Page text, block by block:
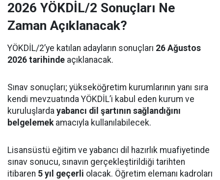
2026 YÖKDİL/2 Sonuçları Ne
Zaman Açıklanacak?
YÖKDİL/2’ye katılan adayların sonuçları 26 Ağustos
2026 tarihinde açıklanacak.
Sınav sonuçları; yükseköğretim kurumlarının yanı sıra
kendi mevzuatında YÖKDİL’i kabul eden kurum ve
kuruluşlarda yabancı dil şartının sağlandığını
belgelemekamacıyla kullanılabilecek.
Lisansüstü eğitim ve yabancı dil hazırlık muafiyetinde
sınav sonucu, sınavın gerçekleştirildiği tarihten
itibaren 5 yıl geçerli olacak. Öğretim elemanı kadroları